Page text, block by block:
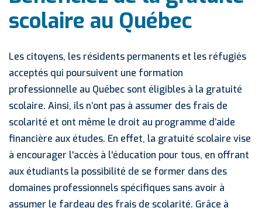
scolaire au Québec
Les citoyens, les résidents permanents et les réfugiés
acceptés qui poursuivent une formation
professionnelle au Québec sont éligibles à la gratuité
scolaire. Ainsi, ils n’ont pas à assumer des frais de
scolarité et ont même le droit au programme d’aide
financière aux études. En effet, la gratuité scolaire vise
à encourager l'accès à l'éducation pour tous, en offrant
aux étudiants la possibilité de se former dans des
domaines professionnels spécifiques sans avoir à
assumer le fardeau des frais de scolarité. Grâce à